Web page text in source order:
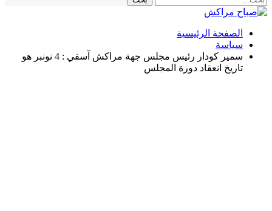
الصفحة الرئيسية
سياسة
سمير كودار رئيس مجلس جهة مراكش آسفي : 4 نونبر هو
تاريخ انعقاد دورة المجلس